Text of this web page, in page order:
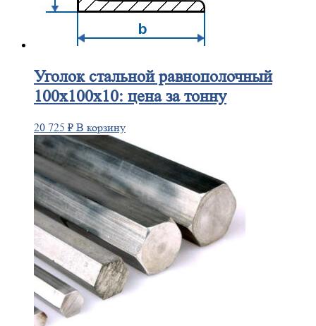
Уголокстальной равнополочный
100х100х10: цена за тонну
20 725 ₽ В корзину